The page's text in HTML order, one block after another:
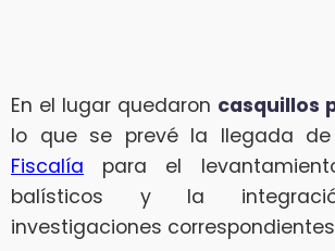
En el lugar quedaron casquillos
lo que se prevé la llegada
Fiscalía para el
balísticos y la
investigaciones